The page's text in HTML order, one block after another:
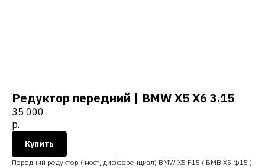
Редуктор передний | BMW Х5 Х6 3.15
35 000
р.
Купить
Передний редуктор ( мост, дифференциал) BMW X5 F15 ( БМВ Х5 Ф15 )